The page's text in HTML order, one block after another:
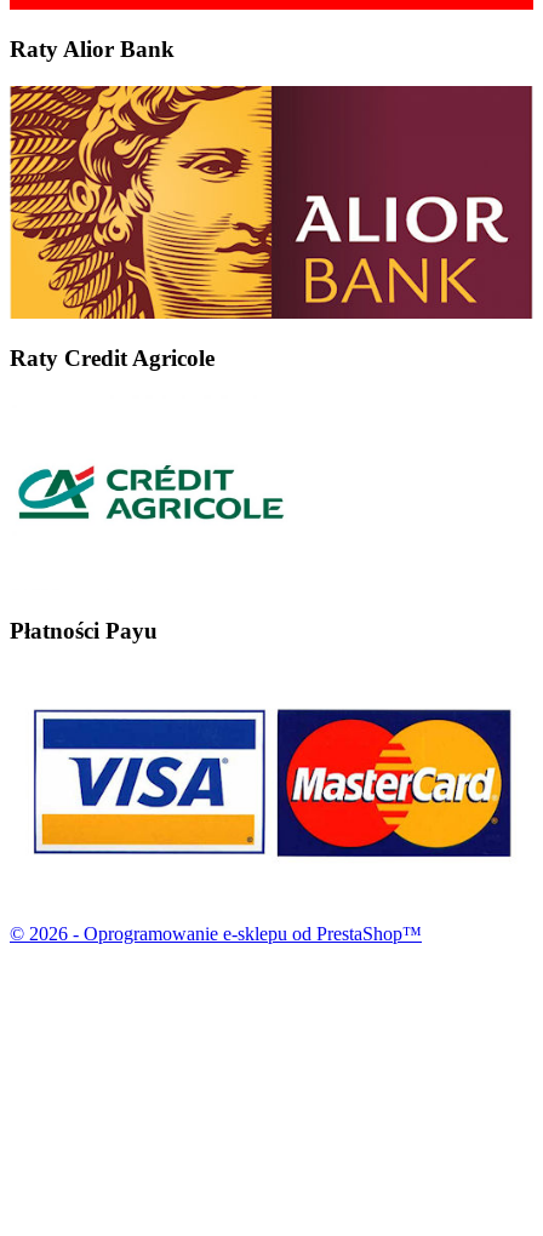
Raty Alior Bank
Raty Credit Agricole
Płatności Payu
© 2026 - Oprogramowanie e-sklepu od PrestaShop™